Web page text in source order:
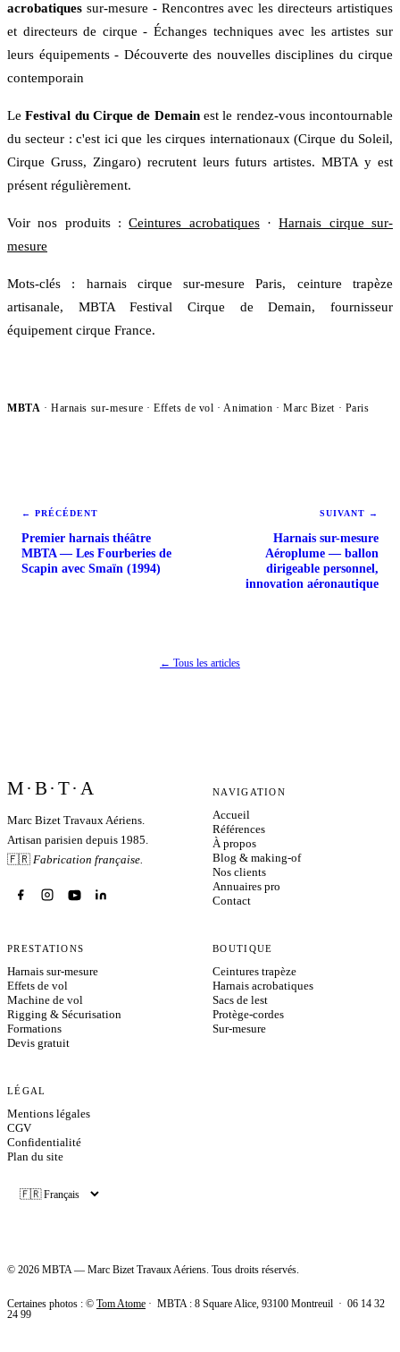
acrobatiques sur-mesure - Rencontres avec les directeurs artistiques
et directeurs de cirque - Échanges techniques avec les artistes sur
leurs équipements - Découverte des nouvelles disciplines du cirque
contemporain
LeFestival du Cirque de Demainest le rendez-vous incontournable
du secteur : c'est ici que les cirques internationaux (Cirque du Soleil,
Cirque Gruss, Zingaro) recrutent leurs futurs artistes. MBTA y est
présent régulièrement.
Voir nos produits :Ceintures acrobatiques·Harnais cirque sur-
mesure
Mots-clés : harnais cirque sur-mesure Paris, ceinture trapèze
artisanale, MBTA Festival Cirque de Demain, fournisseur
équipement cirque France.
MBTA · Harnais sur-mesure · Effets de vol · Animation · Marc Bizet · Paris
← PRÉCÉDENT
Premier harnais théâtre
MBTA — Les Fourberies de
Scapin avec Smaïn (1994)
SUIVANT →
Harnais sur-mesure
Aéroplume — ballon
dirigeable personnel,
innovation aéronautique
← Tous les articles
M·B·T·A
Marc Bizet Travaux Aériens.
Artisan parisien depuis 1985.
🇫🇷 Fabrication française.
NAVIGATION
Accueil
Références
À propos
Blog & making-of
Nos clients
Annuaires pro
Contact
PRESTATIONS
Harnais sur-mesure
Effets de vol
Machine de vol
Rigging & Sécurisation
Formations
Devis gratuit
BOUTIQUE
Ceintures trapèze
Harnais acrobatiques
Sacs de lest
Protège-cordes
Sur-mesure
LÉGAL
Mentions légales
CGV
Confidentialité
Plan du site
© 2026 MBTA — Marc Bizet Travaux Aériens. Tous droits réservés.
Certaines photos : © Tom Atome · MBTA : 8 Square Alice, 93100 Montreuil · 06 14 32
24 99